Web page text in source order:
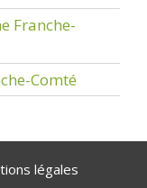
Franche-
Comté
légales